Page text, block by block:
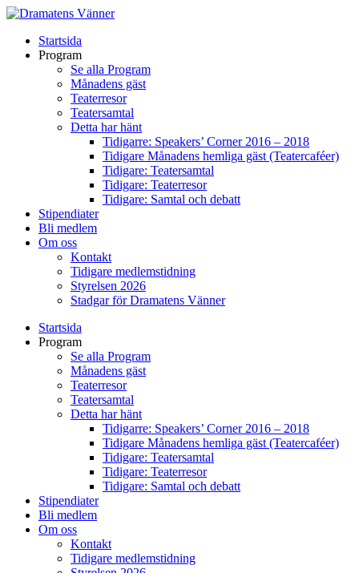
Startsida
Program
Se alla Program
Månadens gäst
Teaterresor
Teatersamtal
Detta har hänt
Tidigarre: Speakers’ Corner 2016 – 2018
Tidigare Månadens hemliga gäst (Teatercaféer)
Tidigare: Teatersamtal
Tidigare: Teaterresor
Tidigare: Samtal och debatt
Stipendiater
Bli medlem
Om oss
Kontakt
Tidigare medlemstidning
Styrelsen 2026
Stadgar för Dramatens Vänner
Startsida
Program
Se alla Program
Månadens gäst
Teaterresor
Teatersamtal
Detta har hänt
Tidigarre: Speakers’ Corner 2016 – 2018
Tidigare Månadens hemliga gäst (Teatercaféer)
Tidigare: Teatersamtal
Tidigare: Teaterresor
Tidigare: Samtal och debatt
Stipendiater
Bli medlem
Om oss
Kontakt
Tidigare medlemstidning